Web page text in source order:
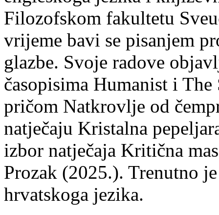
Filozofskom fakultetu
vrijeme bavi se pisanjem
glazbe. Svoje radove
časopisima Humanist i
pričom Natkrovlje od
natječaju Kristalna
izbor natječaja Kritična
Prozak (2025.). Trenutno
hrvatskoga jezika.